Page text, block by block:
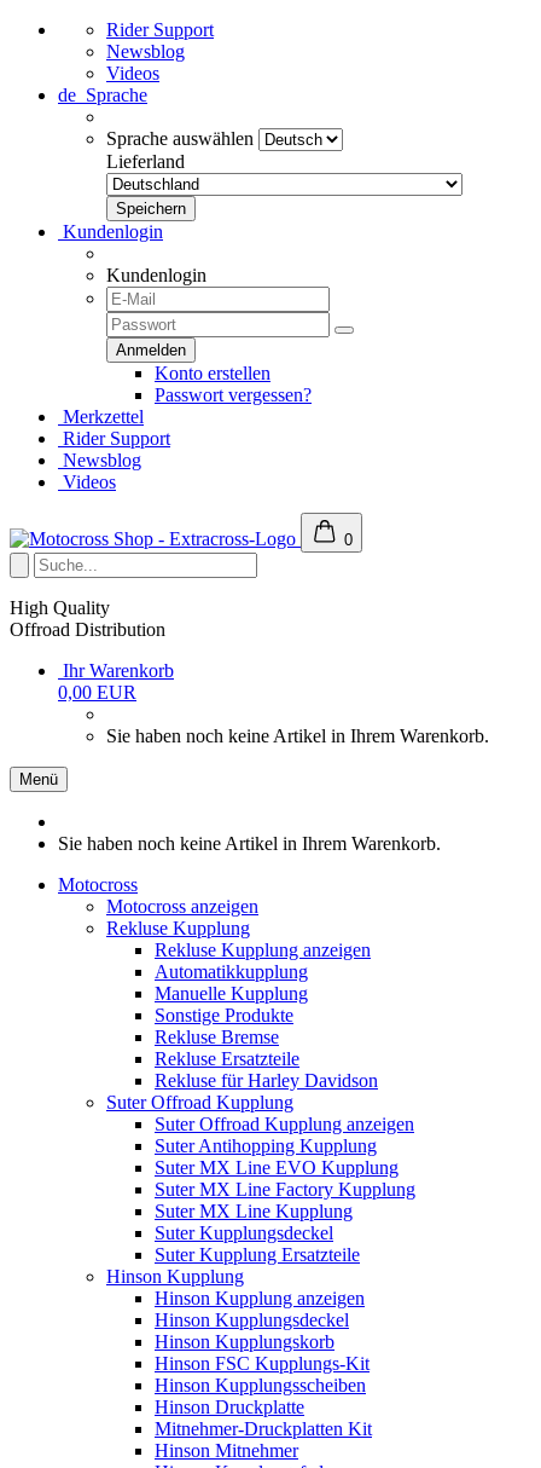
Rider Support
Newsblog
Videos
de Sprache
Sprache auswählen
Lieferland
Kundenlogin
Kundenlogin
Konto erstellen
Passwort vergessen?
Merkzettel
Rider Support
Newsblog
Videos
0
High Quality
Offroad Distribution
Ihr Warenkorb
0,00 EUR
Sie haben noch keine Artikel in Ihrem Warenkorb.
Menü
Sie haben noch keine Artikel in Ihrem Warenkorb.
Motocross
Motocross anzeigen
Rekluse Kupplung
Rekluse Kupplung anzeigen
Automatikkupplung
Manuelle Kupplung
Sonstige Produkte
Rekluse Bremse
Rekluse Ersatzteile
Rekluse für Harley Davidson
Suter Offroad Kupplung
Suter Offroad Kupplung anzeigen
Suter Antihopping Kupplung
Suter MX Line EVO Kupplung
Suter MX Line Factory Kupplung
Suter MX Line Kupplung
Suter Kupplungsdeckel
Suter Kupplung Ersatzteile
Hinson Kupplung
Hinson Kupplung anzeigen
Hinson Kupplungsdeckel
Hinson Kupplungskorb
Hinson FSC Kupplungs-Kit
Hinson Kupplungsscheiben
Hinson Druckplatte
Mitnehmer-Druckplatten Kit
Hinson Mitnehmer